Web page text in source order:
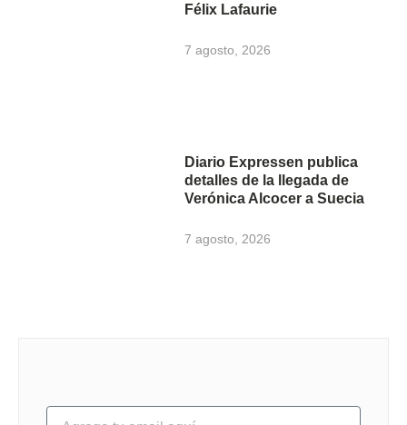
Félix Lafaurie
7 agosto, 2026
Diario Expressen publica
detalles de la llegada de
Verónica Alcocer a Suecia
7 agosto, 2026